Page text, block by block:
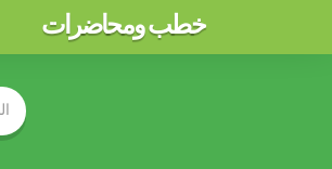
خطب ومحاضرات